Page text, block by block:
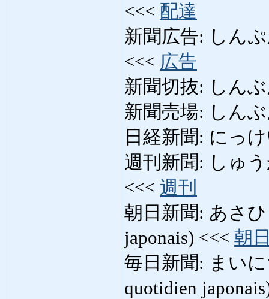
<<< 配達
新聞広告: しん
<<< 広告
新聞切抜: しん
新聞売場: しん
日経新聞: にっ
週刊新聞: しゅ
<<< 週刊
朝日新聞: あさ
japonais) <<< 朝
毎日新聞: まい
quotidien